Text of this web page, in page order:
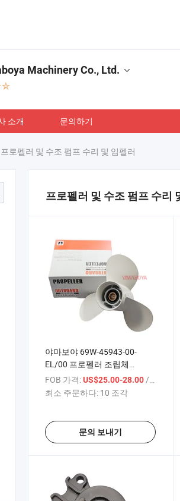
Machinery Co., Ltd.
소개 문의하기
프로펠러 및 수조 펌프 수리 및 임펠러
프로펠러 및 수조 펌프 수리
야마보야 69W-45943-00-
EL/00 프로펠러 조립체
(3X11"X15"-G) 야마하
40/48/50/55HP
FOB 가격:US$25.00-28.00/ 상품
최소 주문하다: 10 조각
문의 보내기